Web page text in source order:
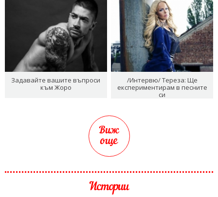
Задавайте вашите въпроси
към Жоро
/Интервю/ Тереза: Ще
експериментирам в песните
си
Виж
още
Истории